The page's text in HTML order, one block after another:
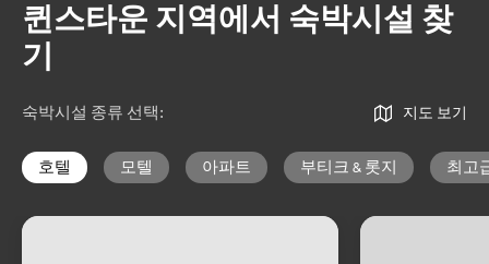
퀸스타운 지역에서 숙박시설 찾
기
숙박시설 종류 선택: 지도 보기
호텔 모텔 아파트 부티크 & 롯지 최고